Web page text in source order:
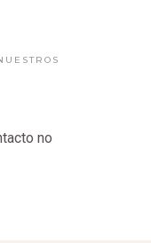
no